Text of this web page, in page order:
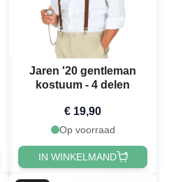
Jaren '20 gentleman
kostuum - 4 delen
€ 19,90
Op voorraad
IN WINKELMAND